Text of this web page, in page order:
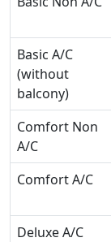
Basic A/C
(without
balcony)
Comfort Non
A/C
Comfort A/C
Deluxe A/C